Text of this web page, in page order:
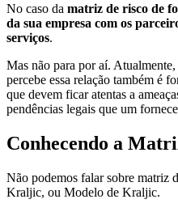
No caso da matriz de risco de
da sua empresa com os
serviços.
Mas não para por aí.
percebe essa relação também é
que devem ficar atentas a
pendências legais que um
Conhecendo a
Não podemos falar sobre matriz
Kraljic, ou Modelo de Kraljic.